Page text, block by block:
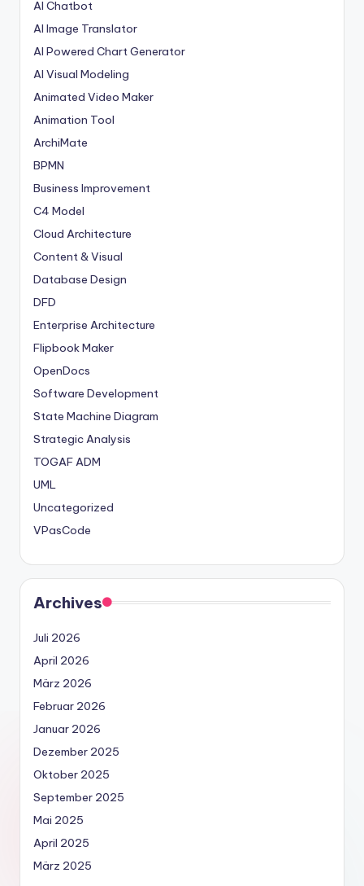
AI Chatbot
AI Image Translator
AI Powered Chart Generator
AI Visual Modeling
Animated Video Maker
Animation Tool
ArchiMate
BPMN
Business Improvement
C4 Model
Cloud Architecture
Content & Visual
Database Design
DFD
Enterprise Architecture
Flipbook Maker
OpenDocs
Software Development
State Machine Diagram
Strategic Analysis
TOGAF ADM
UML
Uncategorized
VPasCode
Archives
Juli 2026
April 2026
März 2026
Februar 2026
Januar 2026
Dezember 2025
Oktober 2025
September 2025
Mai 2025
April 2025
März 2025